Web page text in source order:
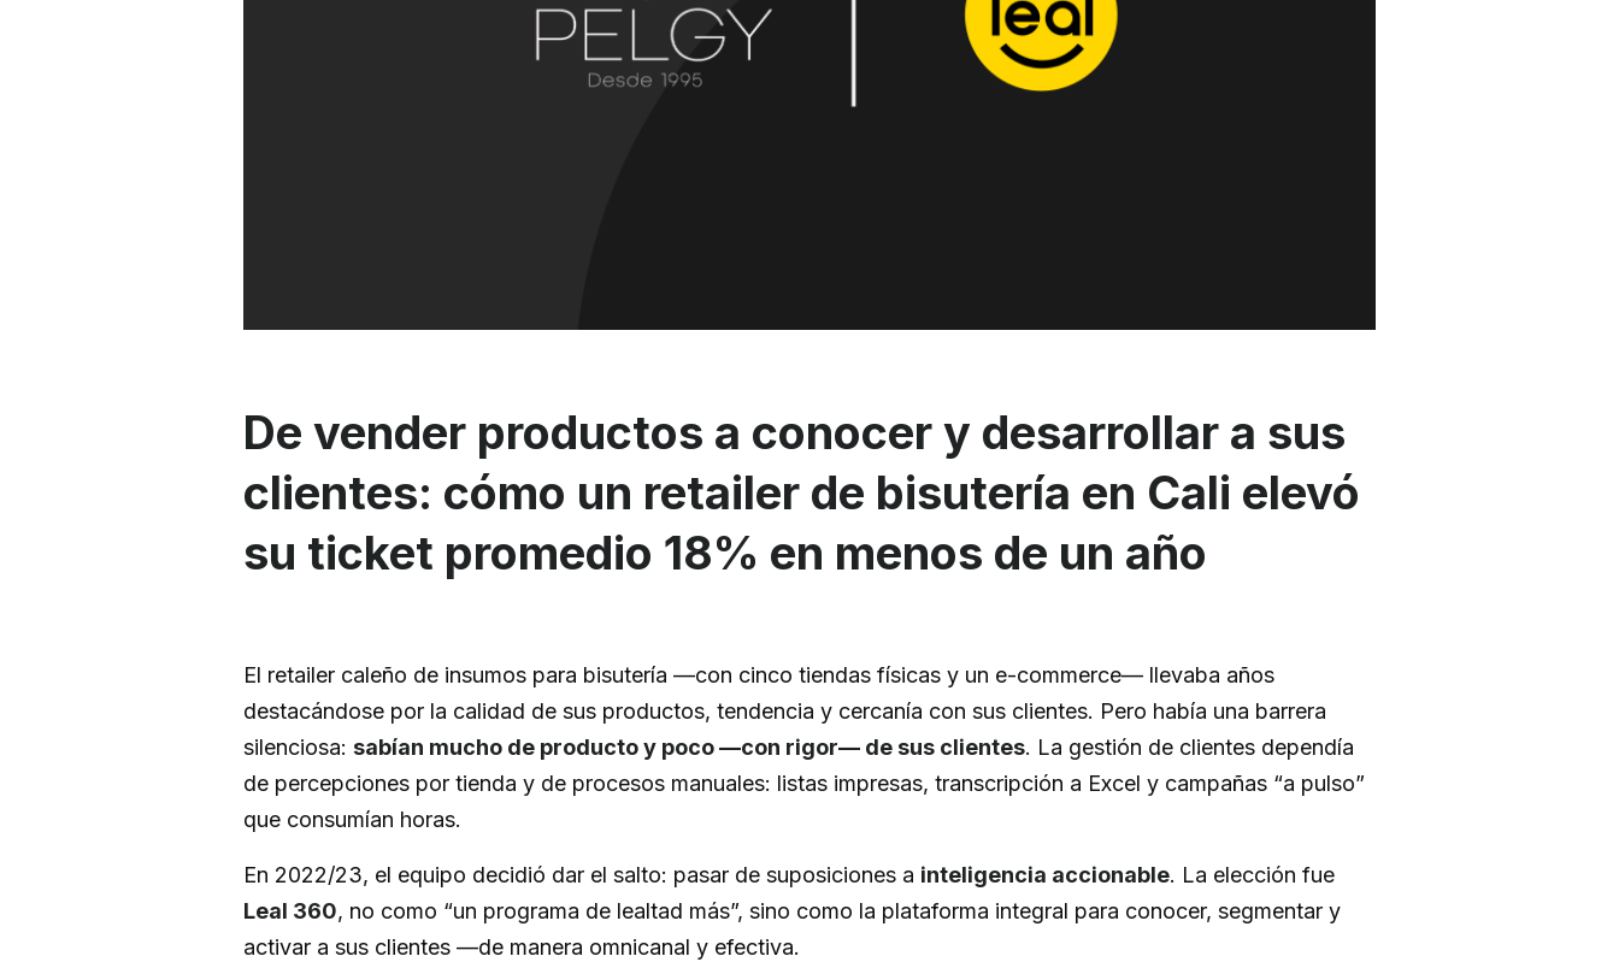
De vender productos a conocer y desarrollar a sus
clientes: cómo un retailer de bisutería en Cali elevó
su ticket promedio 18% en menos de un año
El retailer caleño de insumos para bisutería —con cinco tiendas físicas y un e-commerce— llevaba años
destacándose por la calidad de sus productos, tendencia y cercanía con sus clientes. Pero había una barrera
silenciosa: sabían mucho de producto y poco —con rigor— de sus clientes. La gestión de clientes dependía
de percepciones por tienda y de procesos manuales: listas impresas, transcripción a Excel y campañas “a pulso”
que consumían horas.
En 2022/23, el equipo decidió dar el salto: pasar de suposiciones a inteligencia accionable. La elección fue
Leal 360, no como “un programa de lealtad más”, sino como la plataforma integral para conocer, segmentar y
activar a sus clientes —de manera omnicanal y efectiva.